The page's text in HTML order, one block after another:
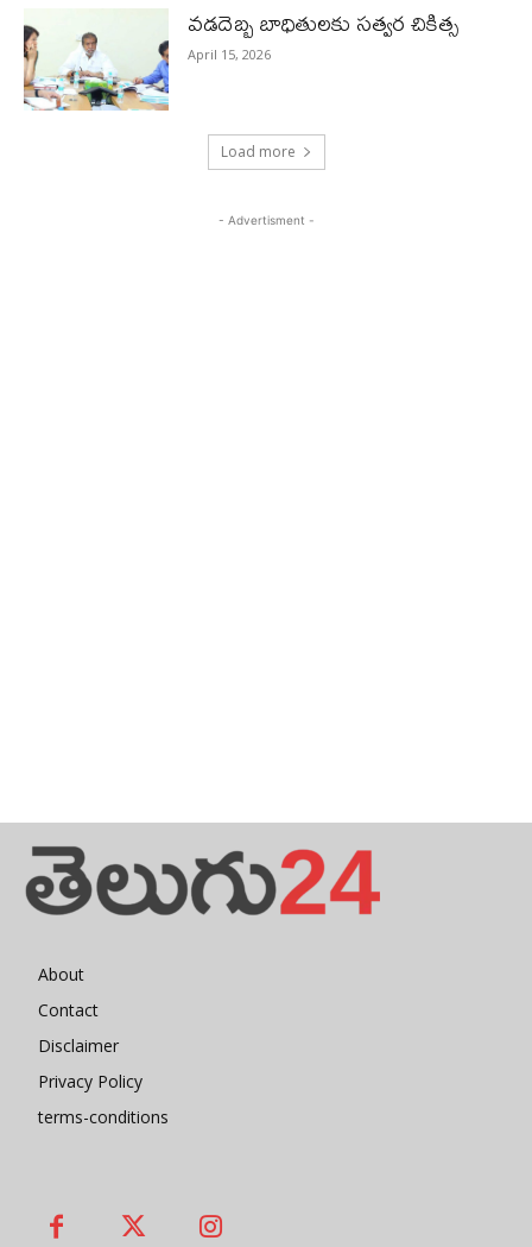
వడదెబ్బ బాధితులకు సత్వర చికిత్స
April 15, 2026
Load more
- Advertisment -
About
Contact
Disclaimer
Privacy Policy
terms-conditions